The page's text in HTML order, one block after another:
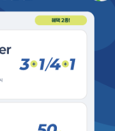
의 실험으로 다양한 타겟을